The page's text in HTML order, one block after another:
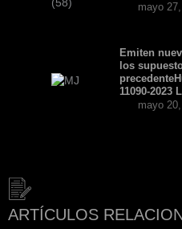
mayo
Emiten
los
11090-2023
mayo
ARTÍCULOS